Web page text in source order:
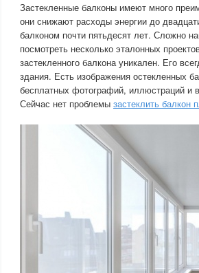
Застекленные балконы имеют много
они снижают расходы энергии до
балконом почти пятьдесят лет. Сложно
посмотреть несколько эталонных
застекленного балкона уникален. Его
здания. Есть изображения остекленных
бесплатных фотографий, иллюстраций и
Сейчас нет проблемы застеклить балкон